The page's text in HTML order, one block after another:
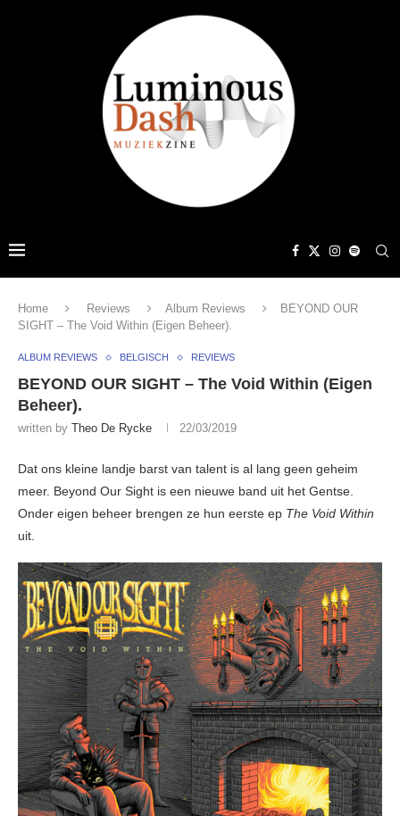
Home Reviews Album Reviews
BEYOND OUR
SIGHT – The Void Within (Eigen Beheer).
ALBUM REVIEWS BELGISCH REVIEWS
BEYOND OUR SIGHT – The Void Within (Eigen
Beheer).
written by Theo De Rycke 22/03/2019
Dat ons kleine landje barst van talent is al lang geen geheim
meer. Beyond Our Sight is een nieuwe band uit het Gentse.
Onder eigen beheer brengen ze hun eerste ep The Void Within
uit.